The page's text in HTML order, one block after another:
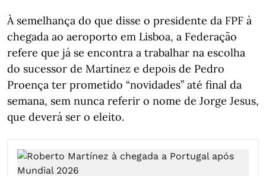
À semelhança do que disse o presidente da FPF à
chegada ao aeroporto em Lisboa, a Federação
refere que já se encontra a trabalhar na escolha
do sucessor de Martínez e depois de Pedro
Proença ter prometido “novidades” até final da
semana, sem nunca referir o nome de Jorge Jesus,
que deverá ser o eleito.